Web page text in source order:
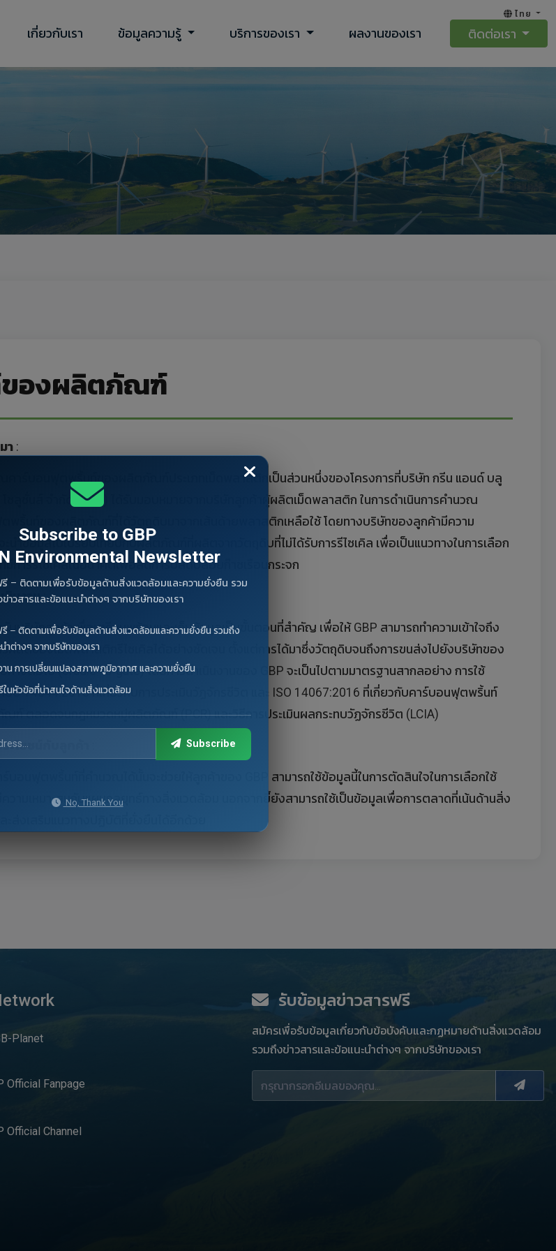
ไทย
เกี่ยวกับเรา ข้อมูลความรู้ บริการของเรา ผลงานของเรา ติดต่อเรา
ของผลิตภัณฑ์
า:
ณคาร์บอนฟุตพริ้นท์ของผลิตภัณฑ์ประเภทเม็ดพลาสติกเป็นส่วนหนึ่งของโครงการที่บริษัท กรีน แอนด์ บลู
โซลูชั่นส์ จำกัด (GBP) ได้รับมอบหมายจากบริษัทลูกค้าผู้ผลิตเม็ดพลาสติก ในการดำเนินการคำนวณ
ตพริ้นท์ของผลิตภัณฑ์ที่ได้วัตถุดิบมาจากเส้นด้ายพลาสติกเหลือใช้ โดยทางบริษัทของลูกค้ามีความ
จะนำข้อมูลไปเปรียบเทียบกับผลิตภัณฑ์ที่ผลิตจากวัตถุดิบที่ไม่ได้รับการรีไซเคิล เพื่อเป็นแนวทางในการเลือก
มีการรีไซเคิลในอนาคตเพื่อลดการปลดปล่อยก๊าซเรือนกระจก
นินงาน:
กับบริษัทลูกค้าเพื่อเตรียมพร้อมและเก็บข้อมูลเป็นขั้นตอนที่สำคัญ เพื่อให้ GBP สามารถทำความเข้าใจถึง
รผลิตของเม็ดพลาสติกรีไซเคิลได้อย่างชัดเจน ตั้งแต่การได้มาซึ่งวัตถุดิบจนถึงการขนส่งไปยังบริษัทของ
ทางต่อไป (cradle-to-gate) โดยการดำเนินงานของ GBP จะเป็นไปตามมาตรฐานสากลอย่าง การใช้
14044:2018 ที่เกี่ยวกับการประเมินวัฏจักรชีวิต และ ISO 14067:2016 ที่เกี่ยวกับคาร์บอนฟุตพริ้นท์
ฑ์ ตลอดจนกฎหมวดหมู่ผลิตภัณฑ์ (PCR) และวิธีการประเมินผลกระทบวัฏจักรชีวิต (LCIA)
ะโยชน์กับลูกค้า
ร์บอนฟุตพริ้นท์ที่คำนวณได้นั้นจะช่วยให้ลูกค้าของ GBP สามารถใช้ข้อมูลนี้ในการตัดสินใจในการเลือกใช้
ความเหมาะสมกับแผนกลยุทธ์ทางสิ่งแวดล้อม นอกจากยี้ยังสามารถใช้เป็นข้อมูลเพื่อการตลาดที่เน้นด้านสิ่ง
Planet
Official Fanpage
Official Channel
รับข้อมูลข่าวสารฟรี
สมัครเพื่อรับข้อมูลเกี่ยวกับข้อบังคับและกฏหมายด้านสิ่งแวดล้อม
รวมถึงข่าวสารและข้อแนะนำต่างๆ จากบริษัทของเรา
Subscribe to GBP
Environmental Newsletter
– ติดตามเพื่อรับข้อมูลด้านสิ่งแวดล้อมและความยั่งยืน รวม
าวสารและข้อแนะนำต่างๆ จากบริษัทของเรา
– ติดตามเพื่อรับข้อมูลด้านสิ่งแวดล้อมและความยั่งยืน รวมถึง
ำต่างๆ จากบริษัทของเรา
น การเปลี่ยนแปลงสภาพภูมิอากาศ และความยั่งยืน
นหัวข้อที่น่าสนใจด้านสิ่งแวดล้อม
Subscribe
No, Thank You